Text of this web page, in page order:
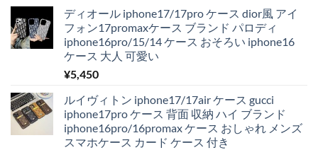
ディオール iphone17/17pro ケース dior風 アイ
フォン17promaxケース ブランド パロディ
iphone16pro/15/14 ケース おそろい iphone16
ケース 大人 可愛い
¥5,450
ルイヴィトン iphone17/17air ケース gucci
iphone17pro ケース 背面 収納 ハイ ブランド
iphone16pro/16promax ケース おしゃれ メンズ
スマホケース カード ケース 付き